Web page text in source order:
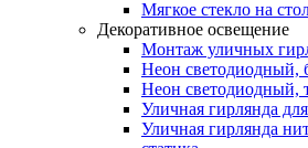
Мягкое стекло на
Декоративное освещение
Монтаж уличных
Неон светодиодный,
Неон светодиодный,
Уличная гирлянда
Уличная гирлянда